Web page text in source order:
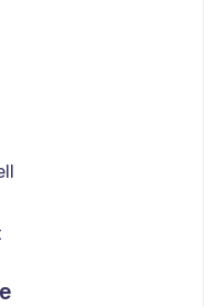
Irbis
Hasee
ZTE
Hiper
Evga
Google
Echips
Predator